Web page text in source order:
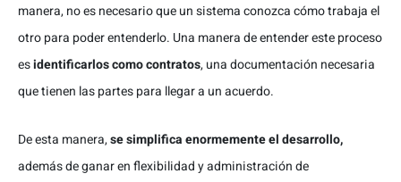
manera, no es necesario que un sistema conozca cómo trabaja el
otro para poder entenderlo. Una manera de entender este proceso
esidentificarlos como contratos, una documentación necesaria
que tienen las partes para llegar a un acuerdo.
De esta manera,se simplifica enormemente el desarrollo,
además de ganar en flexibilidad y administración de